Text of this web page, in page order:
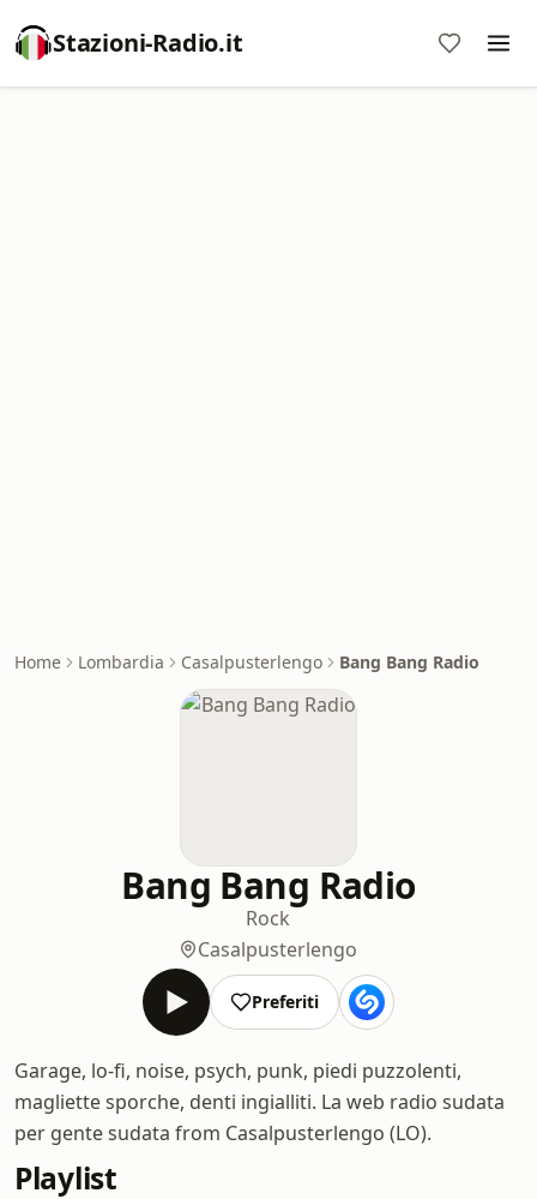
Stazioni-Radio.it
Home Lombardia Casalpusterlengo Bang Bang Radio
Bang Bang Radio
Rock
Casalpusterlengo
Preferiti
Garage, lo-fi, noise, psych, punk, piedi puzzolenti,
magliette sporche, denti ingialliti. La web radio sudata
per gente sudata from Casalpusterlengo (LO).
Playlist